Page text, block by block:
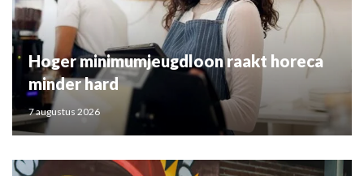
Hoger minimumjeugdloon raakt horeca
minder hard
7 augustus 2026